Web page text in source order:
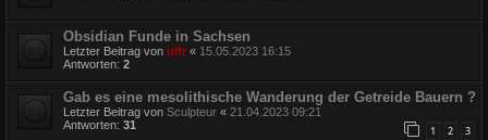
Obsidian Funde in Sachsen
Letzter Beitrag von ulfr « 15.05.2023 16:15
Antworten: 2
Gab es eine mesolithische Wanderung der Getreide Bauern ?
Letzter Beitrag von Sculpteur « 21.04.2023 09:21
Antworten: 31 1 2 3